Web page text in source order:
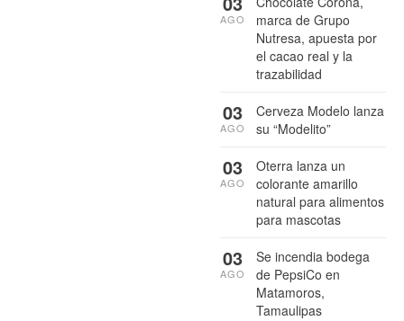
marca de Grupo
Nutresa, apuesta por
el cacao real y la
trazabilidad
AGO
Cerveza Modelo lanza
su “Modelito”
03
AGO
Oterra lanza un
colorante amarillo
natural para alimentos
para mascotas
03
AGO
Se incendia bodega
de PepsiCo en
Matamoros,
Tamaulipas
03
AGO